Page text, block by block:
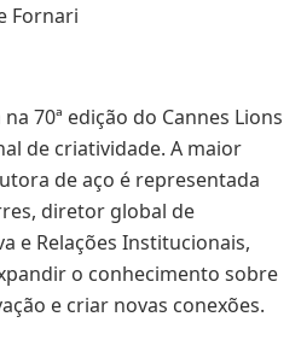
Fornari
70ª edição do Cannes Lions
de criatividade. A maior
de aço é representada
diretor global de
e Relações Institucionais,
o conhecimento sobre
e criar novas conexões.